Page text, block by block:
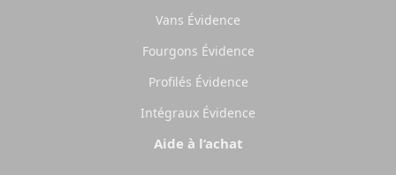
Vans Évidence
Fourgons Évidence
Profilés Évidence
Intégraux Évidence
Aide à l’achat